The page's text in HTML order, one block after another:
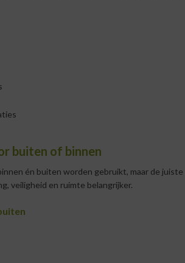
buiten of binnen
én buiten worden gebruikt, maar de
veiligheid en ruimte belangrijker.